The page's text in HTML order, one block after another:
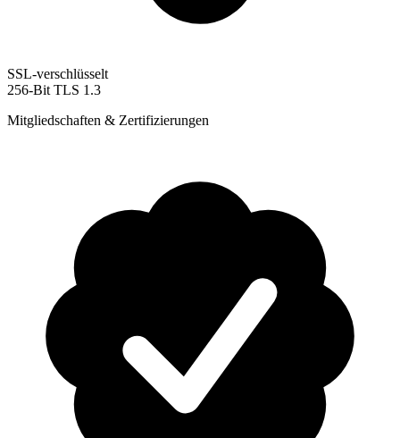
SSL-verschlüsselt
256-Bit TLS 1.3
Mitgliedschaften & Zertifizierungen